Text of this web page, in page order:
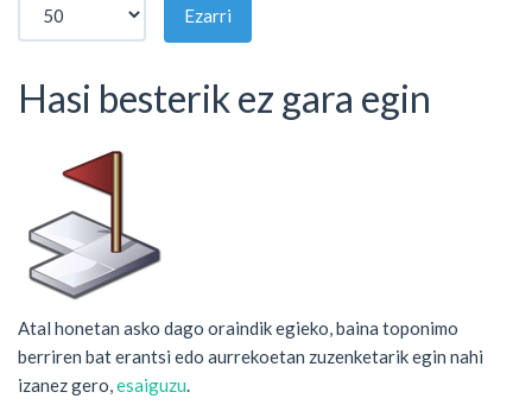
Ezarri
Hasi besterik ez gara egin
Atal honetan asko dago oraindik egieko, baina toponimo
berriren bat erantsi edo aurrekoetan zuzenketarik egin nahi
izanez gero,esaiguzu.